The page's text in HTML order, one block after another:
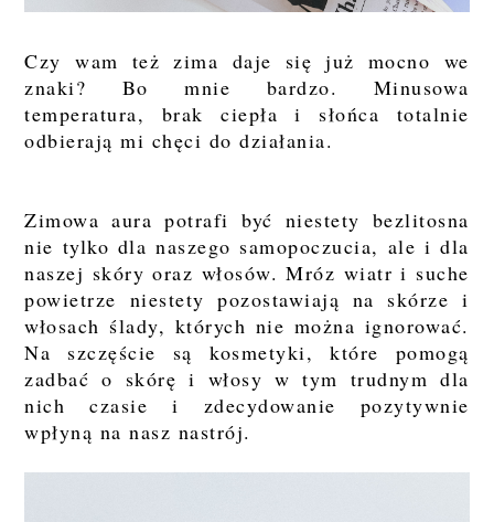
Czy wam też zima daje się już mocno we
znaki? Bo mnie bardzo. Minusowa
temperatura, brak ciepła i słońca totalnie
odbierają mi chęci do działania.
Zimowa aura potrafi być niestety bezlitosna
nie tylko dla naszego samopoczucia, ale i dla
naszej skóry oraz włosów. Mróz wiatr i suche
powietrze niestety pozostawiają na skórze i
włosach ślady, których nie można ignorować.
Na szczęście są kosmetyki, które pomogą
zadbać o skórę i włosy w tym trudnym dla
nich czasie i zdecydowanie pozytywnie
wpłyną na nasz nastrój.